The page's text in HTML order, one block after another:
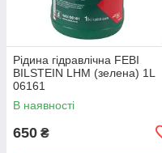
Рідина гідравлічна FEBI
BILSTEIN LHM (зелена) 1L
06161
В наявності
650 ₴